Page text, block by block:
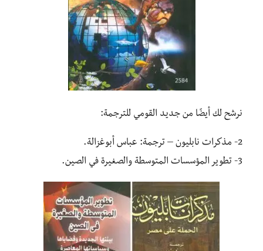
نرشح لك أيضًا من جديد القومي للترجمة:
2- مذكرات نابليون – ترجمة: عباس أبوغزالة.
3- تطوير المؤسسات المتوسطة والصغيرة في الصين.